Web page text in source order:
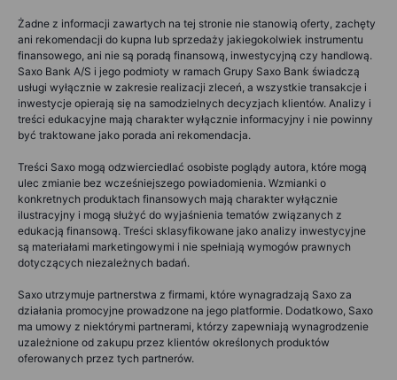
Żadne z informacji zawartych na tej stronie nie stanowią oferty, zachęty
ani rekomendacji do kupna lub sprzedaży jakiegokolwiek instrumentu
finansowego, ani nie są poradą finansową, inwestycyjną czy handlową.
Saxo Bank A/S i jego podmioty w ramach Grupy Saxo Bank świadczą
usługi wyłącznie w zakresie realizacji zleceń, a wszystkie transakcje i
inwestycje opierają się na samodzielnych decyzjach klientów. Analizy i
treści edukacyjne mają charakter wyłącznie informacyjny i nie powinny
być traktowane jako porada ani rekomendacja.
Treści Saxo mogą odzwierciedlać osobiste poglądy autora, które mogą
ulec zmianie bez wcześniejszego powiadomienia. Wzmianki o
konkretnych produktach finansowych mają charakter wyłącznie
ilustracyjny i mogą służyć do wyjaśnienia tematów związanych z
edukacją finansową. Treści sklasyfikowane jako analizy inwestycyjne
są materiałami marketingowymi i nie spełniają wymogów prawnych
dotyczących niezależnych badań.
Saxo utrzymuje partnerstwa z firmami, które wynagradzają Saxo za
działania promocyjne prowadzone na jego platformie. Dodatkowo, Saxo
ma umowy z niektórymi partnerami, którzy zapewniają wynagrodzenie
uzależnione od zakupu przez klientów określonych produktów
oferowanych przez tych partnerów.